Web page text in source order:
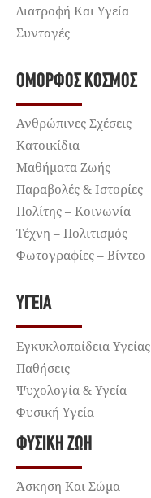
Διατροφή Και Υγεία
Συνταγές
ΌΜΟΡΦΟΣ ΚΌΣΜΟΣ
Ανθρώπινες Σχέσεις
Κατοικίδια
Μαθήματα Ζωής
Παραβολές & Ιστορίες
Πολίτης – Κοινωνία
Τέχνη – Πολιτισμός
Φωτογραφίες – Βίντεο
ΥΓΕΊΑ
Εγκυκλοπαίδεια Υγείας
Παθήσεις
Ψυχολογία & Υγεία
Φυσική Υγεία
ΦΥΣΙΚΉ ΖΩΉ
Άσκηση Και Σώμα